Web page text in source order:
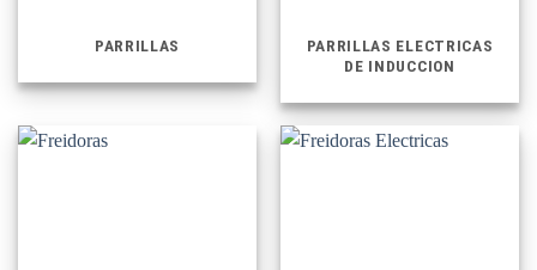
PARRILLAS
PARRILLAS ELECTRICAS
DE INDUCCION